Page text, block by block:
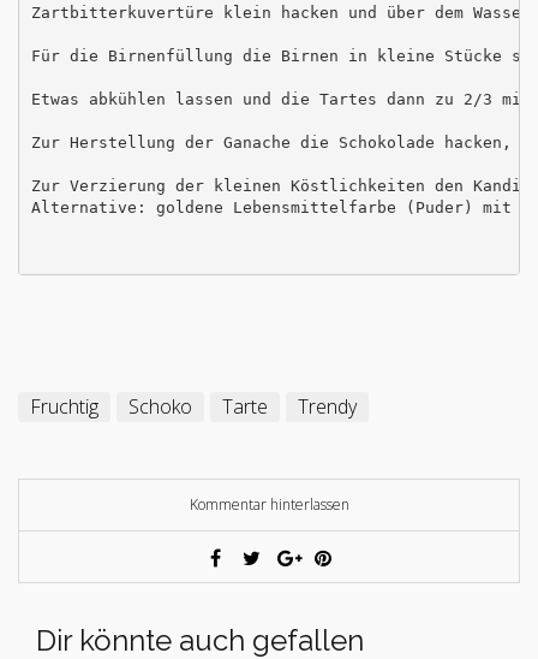
Zartbitterkuvertüre klein hacken und über dem
Für die Birnenfüllung die Birnen in kleine Stücke
Etwas abkühlen lassen und die Tartes dann zu 2/3
Zur Herstellung der Ganache die Schokolade
Zur Verzierung der kleinen Köstlichkeiten den
Alternative: goldene Lebensmittelfarbe (Puder) mit
Fruchtig Schoko Tarte Trendy
Kommentar hinterlassen
Dir könnte auch gefallen